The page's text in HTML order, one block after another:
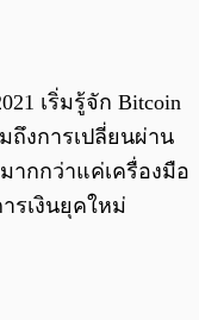
เริ่มรู้จัก Bitcoin
ถึงการเปลี่ยนผ่าน
ากกว่าแค่เครื่องมือ
รเงินยุคใหม่